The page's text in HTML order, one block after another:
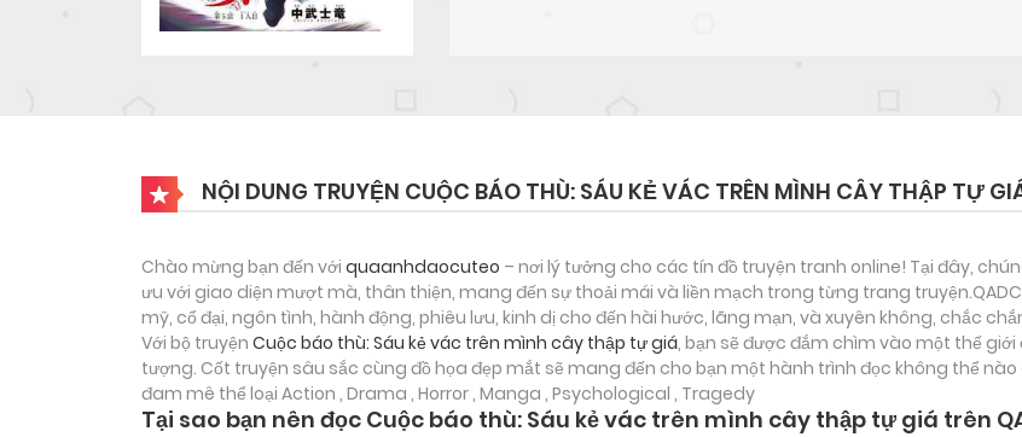
NỘI DUNG TRUYỆN CUỘC BÁO THÙ: SÁU KẺ VÁC TRÊN MÌNH CÂY THẬP TỰ
Chào mừng bạn đến với quaanhdaocuteo – nơi lý tưởng cho các tín đồ truyện tranh online! Tại đây,
ưu với giao diện mượt mà, thân thiện, mang đến sự thoải mái và liền mạch trong từng trang
mỹ, cổ đại, ngôn tình, hành động, phiêu lưu, kinh dị cho đến hài hước, lãng mạn, và xuyên không, chắc
Với bộ truyện Cuộc báo thù: Sáu kẻ vác trên mình cây thập tự giá, bạn sẽ được đắm chìm vào một thế
tượng. Cốt truyện sâu sắc cùng đồ họa đẹp mắt sẽ mang đến cho bạn một hành trình đọc không thể
đam mê thể loại Action , Drama , Horror , Manga , Psychological , Tragedy
Tại sao bạn nên đọc Cuộc báo thù: Sáu kẻ vác trên mình cây thập tự giá trên